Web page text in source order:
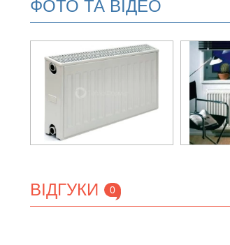
ФОТО ТА ВІДЕО
ВІДГУКИ 0